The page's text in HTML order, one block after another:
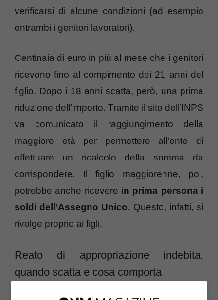
verificarsi di alcune condizioni (ad esempio
entrambi i genitori lavoratori).
Centinaia di euro in più al mese che i genitori
ricevono fino al compimento dei 21 anni del
figlio. Dopo i 18 anni scatta, però, una prima
riduzione dell’importo. Tramite il sito dell’INPS
va comunicato il raggiungimento della
maggiore età per permettere all’ente di
effettuare un ricalcolo della somma da
corrispondere. Il figlio maggiorenne, poi,
potrebbe anche ricevere in prima persona i
soldi dell’Assegno Unico. Questo, infatti, si
rivolge proprio ai figli.
Reato di appropriazione indebita,
quando scatta e cosa comporta